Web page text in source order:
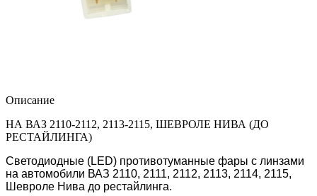
Описание
НА ВАЗ 2110-2112, 2113-2115, ШЕВРОЛЕ НИВА (ДО
РЕСТАЙЛИНГА)
Светодиодные (LED) противотуманные фары с линзами
на автомобили ВАЗ 2110, 2111, 2112, 2113, 2114, 2115,
Шевроле Нива до рестайлинга.